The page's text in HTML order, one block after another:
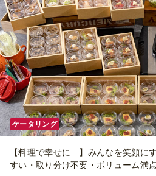
ケータリング
【料理で幸せに…】みんなを笑顔に
すい・取り分け不要・ボリューム満